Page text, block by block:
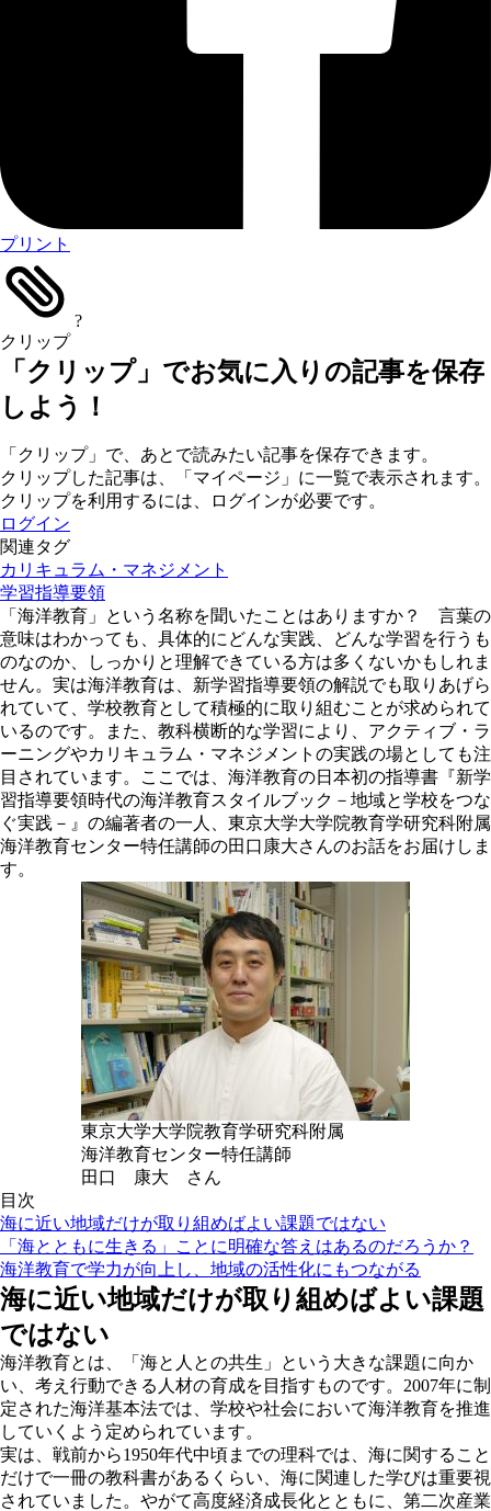
プリント
クリップ
?
「クリップ」でお気に入りの記事を保存
しよう！
「クリップ」で、あとで読みたい記事を保存できます。
クリップした記事は、「マイページ」に一覧で表示されます。
クリップを利用するには、ログインが必要です。
ログイン
関連タグ
カリキュラム・マネジメント
学習指導要領
「海洋教育」という名称を聞いたことはありますか？ 言葉の
意味はわかっても、具体的にどんな実践、どんな学習を行うも
のなのか、しっかりと理解できている方は多くないかもしれま
せん。実は海洋教育は、新学習指導要領の解説でも取りあげら
れていて、学校教育として積極的に取り組むことが求められて
いるのです。また、教科横断的な学習により、アクティブ・ラ
ーニングやカリキュラム・マネジメントの実践の場としても注
目されています。ここでは、海洋教育の日本初の指導書『新学
習指導要領時代の海洋教育スタイルブック－地域と学校をつな
ぐ実践－』の編著者の一人、東京大学大学院教育学研究科附属
海洋教育センター特任講師の田口康大さんのお話をお届けしま
す。
東京大学大学院教育学研究科附属
海洋教育センター特任講師
田口 康大 さん
目次
海に近い地域だけが取り組めばよい課題ではない
「海とともに生きる」ことに明確な答えはあるのだろうか？
海洋教育で学力が向上し、地域の活性化にもつながる
海に近い地域だけが取り組めばよい課題
ではない
海洋教育とは、「海と人との共生」という大きな課題に向か
い、考え行動できる人材の育成を目指すものです。2007年に制
定された海洋基本法では、学校や社会において海洋教育を推進
していくよう定められています。
実は、戦前から1950年代中頃までの理科では、海に関すること
だけで一冊の教科書があるくらい、海に関連した学びは重要視
されていました。やがて高度経済成長化とともに、第二次産業